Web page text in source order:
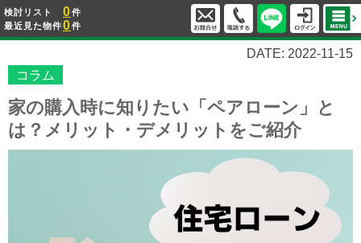
検討リスト 0件
最近見た物件0件
DATE: 2022-11-15
コラム
家の購入時に知りたい「ペアローン」と
は？メリット・デメリットをご紹介